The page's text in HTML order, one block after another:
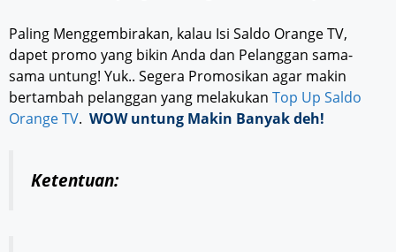
Paling Menggembirakan, kalau Isi Saldo Orange TV,
dapet promo yang bikin Anda dan Pelanggan sama-
sama untung! Yuk.. Segera Promosikan agar makin
bertambah pelanggan yang melakukan Top Up Saldo
Orange TV. WOWuntung Makin Banyakdeh!
​Ketentuan: